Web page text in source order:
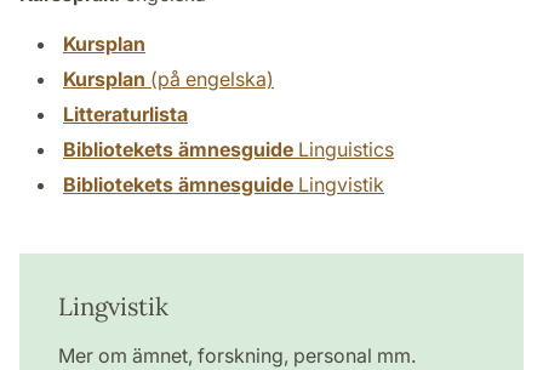
Kursplan
Kursplan (på engelska)
Litteraturlista
Bibliotekets ämnesguide Linguistics
Bibliotekets ämnesguide Lingvistik
Lingvistik
Mer om ämnet, forskning, personal mm.